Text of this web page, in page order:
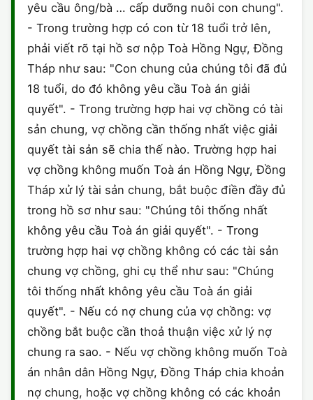
CHỨNG NHẬN HACCP
yêu cầu ông/bà … cấp dưỡng nuôi con chung".
- Trong trường hợp có con từ 18 tuổi trở lên,
phải viết rõ tại hồ sơ nộp Toà Hồng Ngự, Đồng
Tháp như sau: "Con chung của chúng tôi đã đủ
18 tuổi, do đó không yêu cầu Toà án giải
quyết". - Trong trường hợp hai vợ chồng có tài
sản chung, vợ chồng cần thống nhất việc giải
quyết tài sản sẽ chia thế nào. Trường hợp hai
vợ chồng không muốn Toà án Hồng Ngự, Đồng
Tháp xử lý tài sản chung, bắt buộc điền đầy đủ
trong hồ sơ như sau: "Chúng tôi thống nhất
không yêu cầu Toà án giải quyết". - Trong
trường hợp hai vợ chồng không có các tài sản
chung vợ chồng, ghi cụ thể như sau: "Chúng
tôi thống nhất không yêu cầu Toà án giải
quyết". - Nếu có nợ chung của vợ chồng: vợ
chồng bắt buộc cần thoả thuận việc xử lý nợ
chung ra sao. - Nếu vợ chồng không muốn Toà
án nhân dân Hồng Ngự, Đồng Tháp chia khoản
nợ chung, hoặc vợ chồng không có các khoản